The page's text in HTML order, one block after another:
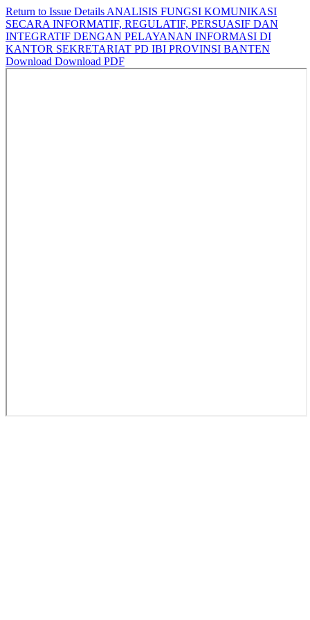
Return to Issue Details ANALISIS FUNGSI KOMUNIKASI
SECARA INFORMATIF, REGULATIF, PERSUASIF DAN
INTEGRATIF DENGAN PELAYANAN INFORMASI DI
KANTOR SEKRETARIAT PD IBI PROVINSI BANTEN
Download Download PDF